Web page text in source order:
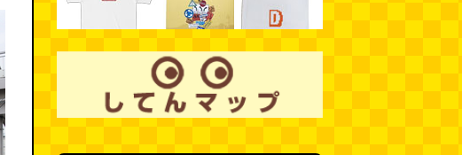
朝エッセイと更新情報）
(08.02 10:00)
カシューナッツの果実、カシュー